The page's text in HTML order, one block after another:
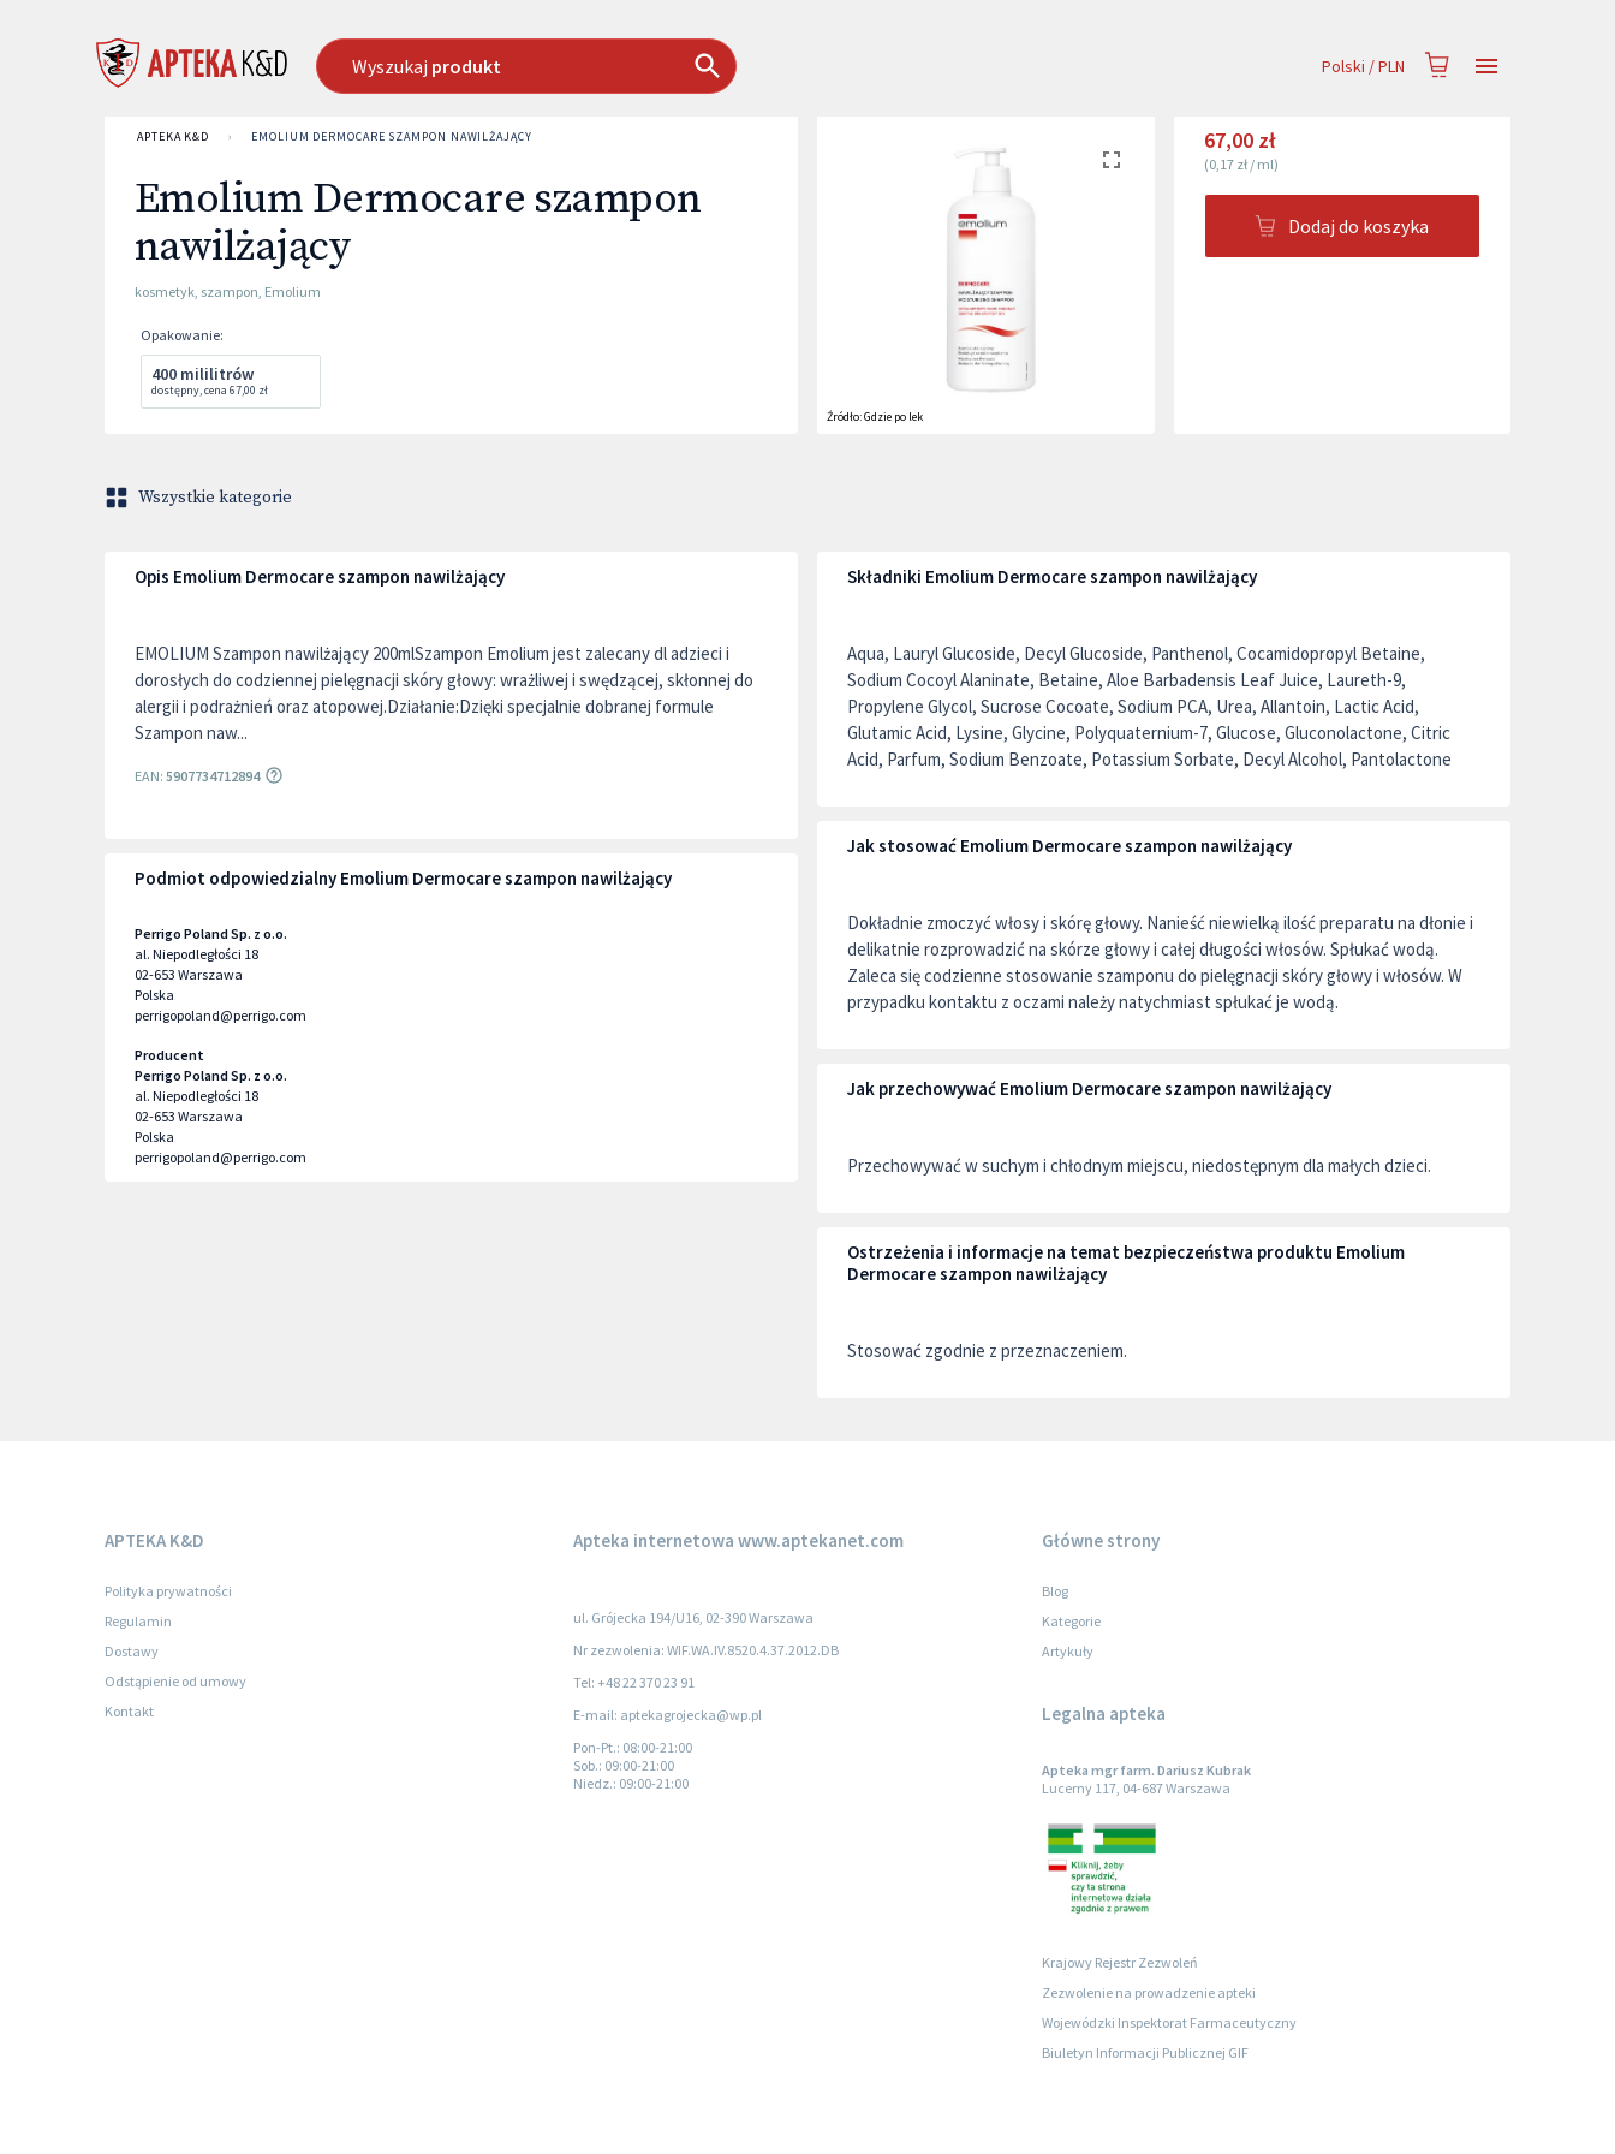
Wyszukaj produkt Polski /PLN
APTEKA K&D › EMOLIUM DERMOCARE SZAMPON NAWILŻAJĄCY
Emolium Dermocare szampon
nawilżający
kosmetyk, szampon, Emolium
Opakowanie:
400 mililitrów
dostępny,cena 67,00 zł
Źródło:Gdzie po lek
67,00 zł
(0,17 zł/ ml)
Dodaj do koszyka
Wszystkie kategorie
Opis Emolium Dermocare szampon nawilżający
EMOLIUM Szampon nawilżający 200mlSzampon Emolium jest zalecany dl adzieci i
dorosłych do codziennej pielęgnacji skóry głowy: wrażliwej i swędzącej, skłonnej do
alergii i podrażnień oraz atopowej.Działanie:Dzięki specjalnie dobranej formule
Szampon naw...
EAN: 5907734712894
Podmiot odpowiedzialny Emolium Dermocare szampon nawilżający
Perrigo Poland Sp. z o.o.
al. Niepodległości 18
02-653 Warszawa
Polska
perrigopoland@perrigo.com
Producent
Perrigo Poland Sp. z o.o.
al. Niepodległości 18
02-653 Warszawa
Polska
perrigopoland@perrigo.com
Składniki Emolium Dermocare szampon nawilżający
Aqua, Lauryl Glucoside, Decyl Glucoside, Panthenol, Cocamidopropyl Betaine,
Sodium Cocoyl Alaninate, Betaine, Aloe Barbadensis Leaf Juice, Laureth-9,
Propylene Glycol, Sucrose Cocoate, Sodium PCA, Urea, Allantoin, Lactic Acid,
Glutamic Acid, Lysine, Glycine, Polyquaternium-7, Glucose, Gluconolactone, Citric
Acid, Parfum, Sodium Benzoate, Potassium Sorbate, Decyl Alcohol, Pantolactone
Jak stosować Emolium Dermocare szampon nawilżający
Dokładnie zmoczyć włosy i skórę głowy. Nanieść niewielką ilość preparatu na dłonie i
delikatnie rozprowadzić na skórze głowy i całej długości włosów. Spłukać wodą.
Zaleca się codzienne stosowanie szamponu do pielęgnacji skóry głowy i włosów. W
przypadku kontaktu z oczami należy natychmiast spłukać je wodą.
Jak przechowywać Emolium Dermocare szampon nawilżający
Przechowywać w suchym i chłodnym miejscu, niedostępnym dla małych dzieci.
Ostrzeżenia i informacje na temat bezpieczeństwa produktu Emolium
Dermocare szampon nawilżający
Stosować zgodnie z przeznaczeniem.
APTEKA K&D
Polityka prywatności
Regulamin
Dostawy
Odstąpienie od umowy
Kontakt
Apteka internetowa www.aptekanet.com
ul. Grójecka 194/U16, 02-390 Warszawa
Nr zezwolenia: WIF.WA.IV.8520.4.37.2012.DB
Tel: +48 22 370 23 91
E-mail: aptekagrojecka@wp.pl
Pon-Pt.: 08:00-21:00
Sob.: 09:00-21:00
Niedz.: 09:00-21:00
Główne strony
Blog
Kategorie
Artykuły
Legalna apteka
Apteka mgr farm. Dariusz Kubrak
Lucerny 117, 04-687 Warszawa
Krajowy Rejestr Zezwoleń
Zezwolenie na prowadzenie apteki
Wojewódzki Inspektorat Farmaceutyczny
Biuletyn Informacji Publicznej GIF